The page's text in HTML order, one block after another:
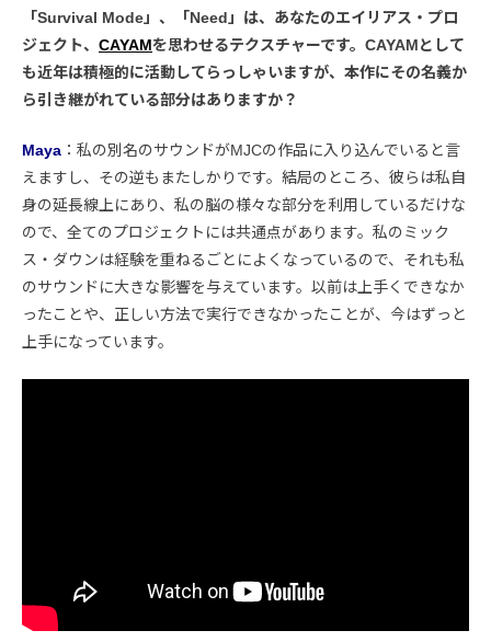
「Survival Mode」、「Need」は、あなたのエイリアス・プロ
ジェクト、 CAYAMを思わせるテクスチャーです。CAYAMとして
も近年は積極的に活動してらっしゃいますが、本作にその名義か
ら引き継がれている部分はありますか？
Maya ：私の別名のサウンドがMJCの作品に入り込んでいると言
えますし、その逆もまたしかりです。結局のところ、彼らは私自
身の延長線上にあり、私の脳の様々な部分を利用しているだけな
ので、全てのプロジェクトには共通点があります。私のミック
ス・ダウンは経験を重ねるごとによくなっているので、それも私
のサウンドに大きな影響を与えています。以前は上手くできなか
ったことや、正しい方法で実行できなかったことが、今はずっと
上手になっています。